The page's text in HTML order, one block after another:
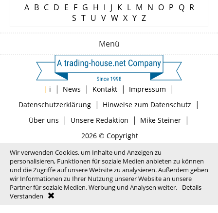
A B C D E F G H I J K L M N O P Q R
S T U V W X Y Z
Menü
| i | News | Kontakt | Impressum |
Datenschutzerklärung| Hinweise zum Datenschutz |
Über uns | Unsere Redaktion | Mike Steiner|
2026 © Copyright
Wir verwenden Cookies, um Inhalte und Anzeigen zu
personalisieren, Funktionen für soziale Medien anbieten zu können
und die Zugriffe auf unsere Website zu analysieren. Außerdem geben
wir Informationen zu Ihrer Nutzung unserer Website an unsere
Partner für soziale Medien, Werbung und Analysen weiter.
Details
Verstanden